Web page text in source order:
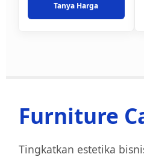
Tanya Harga
Furniture
Tingkatkan estetika